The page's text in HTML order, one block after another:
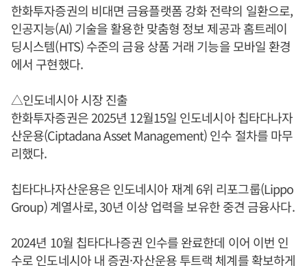
한화투자증권의 비대면 금융플랫폼 강화 전략의 일환으로,
인공지능(AI) 기술을 활용한 맞춤형 정보 제공과 홈트레이
딩시스템(HTS) 수준의 금융 상품 거래 기능을 모바일 환경
에서 구현했다.
△인도네시아 시장 진출
한화투자증권은 2025년 12월15일 인도네시아 칩타다나자
산운용(Ciptadana Asset Management) 인수 절차를 마무
리했다.
칩타다나자산운용은 인도네시아 재계 6위 리포그룹(Lippo
Group) 계열사로, 30년 이상 업력을 보유한 중견 금융사다.
2024년 10월 칩타다나증권 인수를 완료한데 이어 이번 인
수로 인도네시아 내 증권·자산운용 투트랙 체계를 확보하게